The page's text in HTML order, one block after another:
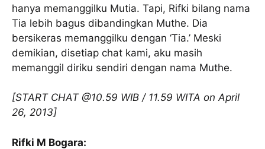
hanya memanggilku Mutia. Tapi, Rifki bilang nama
Tia lebih bagus dibandingkan Muthe. Dia
bersikeras memanggilku dengan ‘Tia.’ Meski
demikian, disetiap chat kami, aku masih
memanggil diriku sendiri dengan nama Muthe.
[START CHAT @10.59 WIB / 11.59 WITA on April
26, 2013]
Rifki M Bogara: